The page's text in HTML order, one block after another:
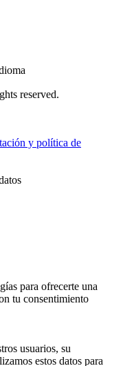
reserved.
y política de
para ofrecerte una
tu consentimiento
usuarios, su
estos datos para